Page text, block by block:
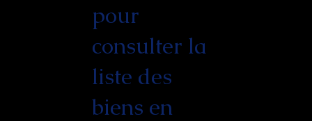
pour
consulter la
liste des
biens en